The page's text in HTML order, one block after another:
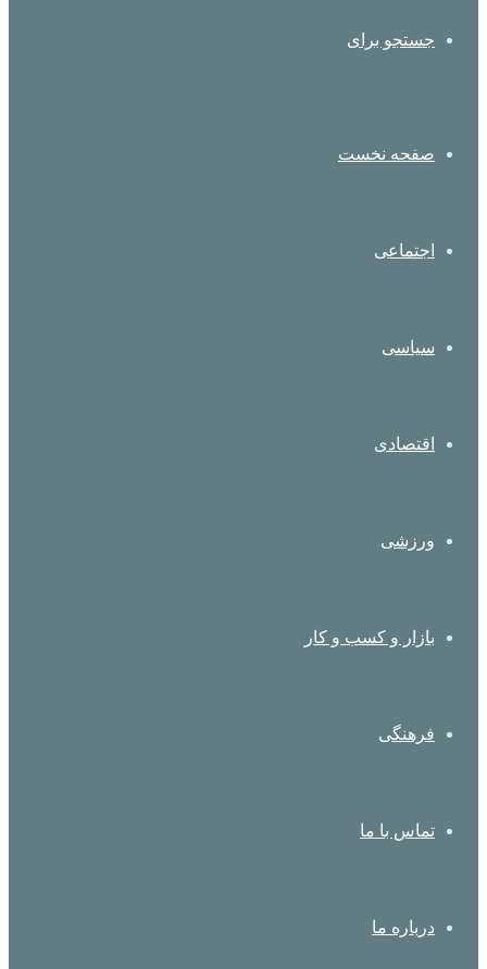
جستجو برای
صفحه نخست
اجتماعی
سیاسی
اقتصادی
ورزشی
بازار و کسب و کار
فرهنگی
تماس با ما
درباره ما